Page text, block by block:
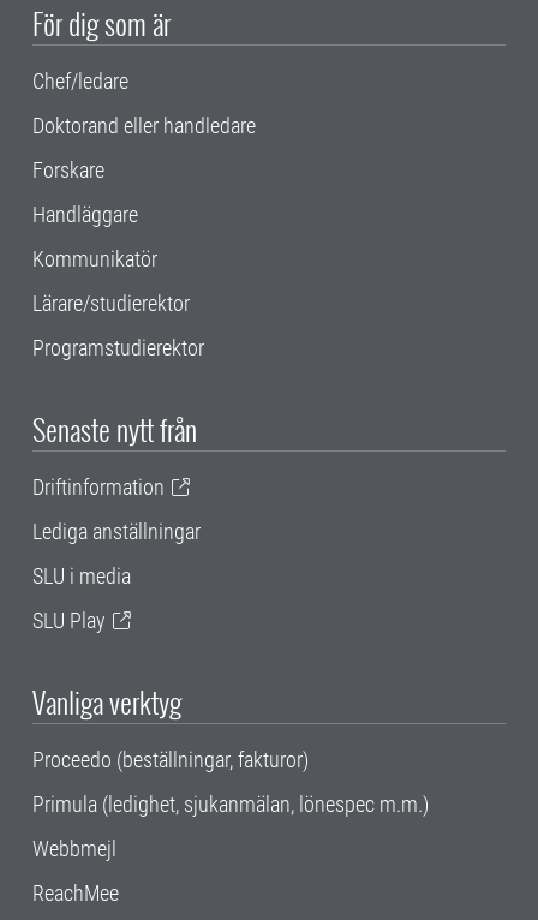
För dig som är
Chef/ledare
Doktorand eller handledare
Forskare
Handläggare
Kommunikatör
Lärare/studierektor
Programstudierektor
Senaste nytt från
Driftinformation
Lediga anställningar
SLU i media
SLU Play
Vanliga verktyg
Proceedo (beställningar, fakturor)
Primula (ledighet, sjukanmälan, lönespec m.m.)
Webbmejl
ReachMee